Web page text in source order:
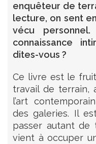
enquêteur de
lecture, on sent
vécu
connaissance
dites-vous ?
Ce livre est le
travail de terrain,
l’art
des galeries. Il
passer autant de
vient à occuper